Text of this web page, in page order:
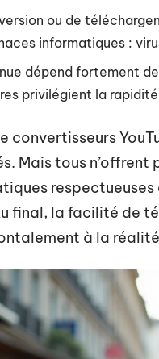
ou de
informatiques :
dépend fortement
privilégient la
convertisseurs
Mais tous
respectueuses
final, la facilité de
à la